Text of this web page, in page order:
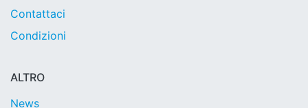
Contattaci
Condizioni
ALTRO
News